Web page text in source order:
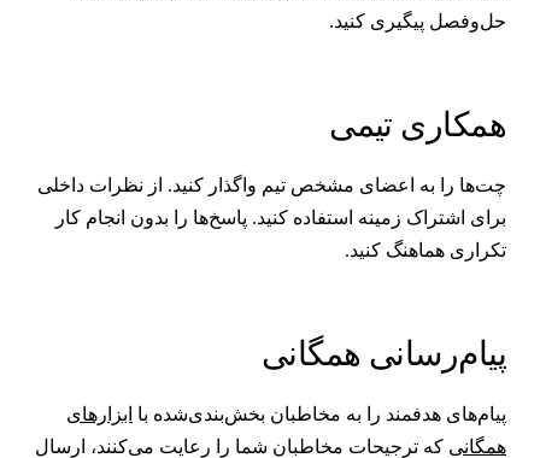
پیگیری کنید.
تیمی
را به اعضای مشخص تیم واگذار کنید. از نظرات داخلی
اشتراک زمینه استفاده کنید. پاسخ‌ها را بدون انجام کار
هماهنگ کنید.
همگانی
هدفمند را به مخاطبان بخش‌بندی‌شده باابزارهای
که ترجیحات مخاطبان شما را رعایت می‌کنند، ارسال